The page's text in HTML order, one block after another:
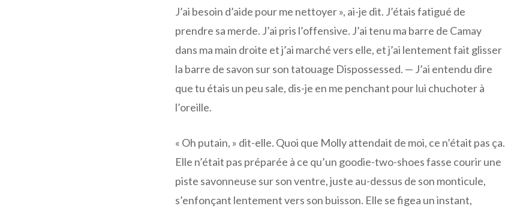
J’ai besoin d’aide pour me nettoyer », ai-je dit. J’étais fatigué de
prendre sa merde. J’ai pris l’offensive. J’ai tenu ma barre de Camay
dans ma main droite et j’ai marché vers elle, et j’ai lentement fait glisser
la barre de savon sur son tatouage Dispossessed. — J’ai entendu dire
que tu étais un peu sale, dis-je en me penchant pour lui chuchoter à
l’oreille.
« Oh putain, » dit-elle. Quoi que Molly attendait de moi, ce n’était pas ça.
Elle n’était pas préparée à ce qu’un goodie-two-shoes fasse courir une
piste savonneuse sur son ventre, juste au-dessus de son monticule,
s’enfonçant lentement vers son buisson. Elle se figea un instant,